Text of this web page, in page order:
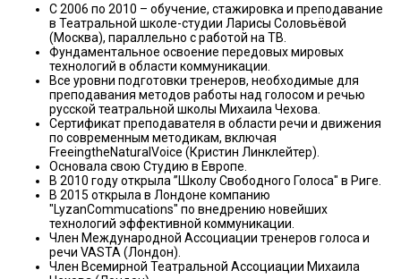
С 2006 по 2010 – обучение, стажировка и преподавание
в Театральной школе-студии Ларисы Соловьёвой
(Москва), параллельно с работой на TB.
Фундаментальное освоение передовых мировых
технологий в области коммуникации.
Все уровни подготовки тренеров, необходимые для
преподавания методов работы над голосом и речью
русской театральной школы Михаила Чехова.
Сертификат преподавателя в области речи и движения
по современным методикам, включая
FreeingtheNaturalVoice (Кристин Линклейтер).
Основала свою Студию в Европе.
В 2010 году открыла ”Школу Свободного Голоса" в Риге.
В 2015 открыла в Лондоне компанию
"LyzanCommucations" по внедрению новейших
технологий эффективной коммуникации.
Член Международной Ассоциации тренеров голоса и
речи VASTA (Лондон).
Член Всемирной Театральной Ассоциации Михаила